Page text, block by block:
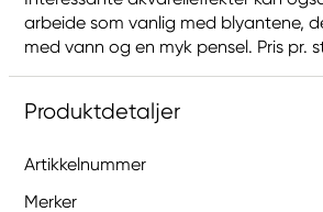
arbeide som vanlig med blyantene,
med vann og en myk pensel. Pris pr.
Produktdetaljer
Artikkelnummer
Merker